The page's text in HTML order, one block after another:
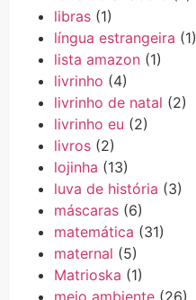
libras (1)
língua estrangeira (1)
lista amazon (1)
livrinho (4)
livrinho de natal (2)
livrinho eu (2)
livros (2)
lojinha (13)
luva de história (3)
máscaras (6)
matemática (31)
maternal (5)
Matrioska (1)